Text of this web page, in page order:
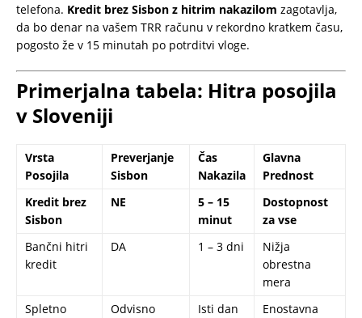
telefona. Kredit brez Sisbon z hitrim nakazilom zagotavlja,
da bo denar na vašem TRR računu v rekordno kratkem času,
pogosto že v 15 minutah po potrditvi vloge.
Primerjalna tabela: Hitra posojila
v Sloveniji
Vrsta
Posojila
Preverjanje
Sisbon
Čas
Nakazila
Glavna
Prednost
Kredit brez
Sisbon
NE
5 – 15
minut
Dostopnost
za vse
Bančni hitri
kredit
DA 1 – 3 dni
Nižja
obrestna
mera
Spletno
Odvisno Isti dan
Enostavna